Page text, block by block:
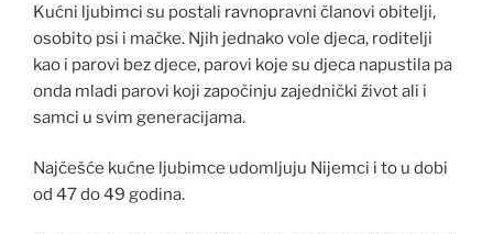
Kućni ljubimci su postali ravnopravni članovi obitelji,
osobito psi i mačke. Njih jednako vole djeca, roditelji
kao i parovi bez djece, parovi koje su djeca napustila pa
onda mladi parovi koji započinju zajednički život ali i
samci u svim generacijama.
Najčešće kućne ljubimce udomljuju Nijemci i to u dobi
od 47 do 49 godina.